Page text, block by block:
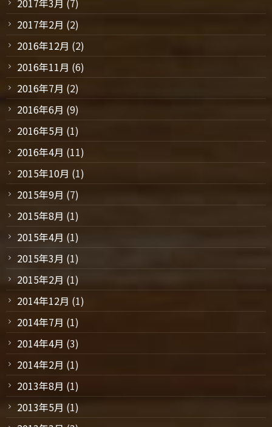
2017年2月 (2)
2016年12月 (2)
2016年11月 (6)
2016年7月 (2)
2016年6月 (9)
2016年5月 (1)
2016年4月 (11)
2015年10月 (1)
2015年9月 (7)
2015年8月 (1)
2015年4月 (1)
2015年3月 (1)
2015年2月 (1)
2014年12月 (1)
2014年7月 (1)
2014年4月 (3)
2014年2月 (1)
2013年8月 (1)
2013年5月 (1)